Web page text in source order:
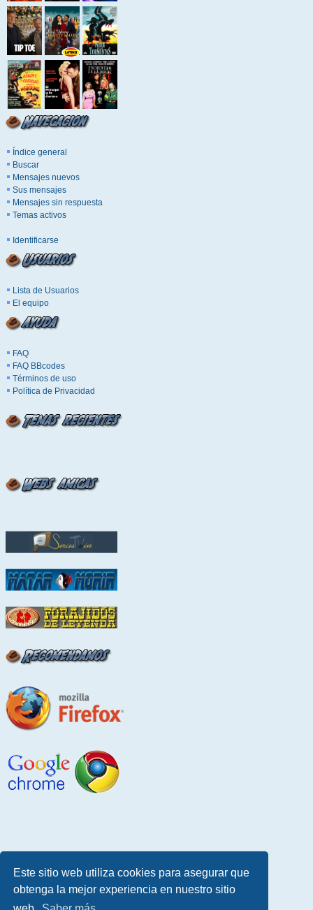
Este sitio web utiliza cookies para asegurar que
obtenga la mejor experiencia en nuestro sitio
Índice general
Buscar
Mensajes nuevos
Sus mensajes
Mensajes sin respuesta
Temas activos
Identificarse
Lista de Usuarios
El equipo
FAQ
FAQ BBcodes
Términos de uso
Política de Privacidad